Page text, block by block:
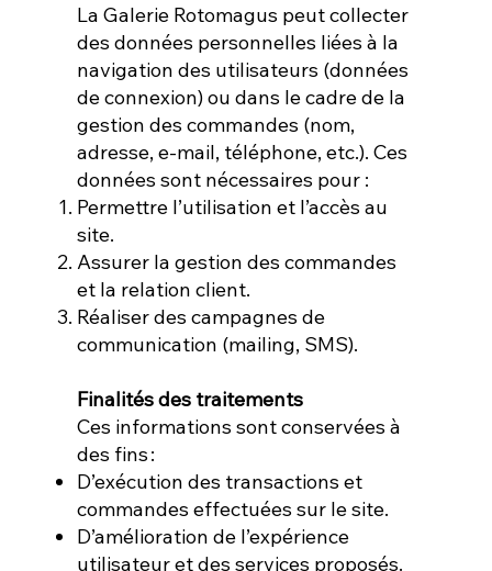
La Galerie Rotomagus peut collecter
des données personnelles liées à la
navigation des utilisateurs (données
de connexion) ou dans le cadre de la
gestion des commandes (nom,
adresse, e-mail, téléphone, etc.). Ces
données sont nécessaires pour :
Permettre l’utilisation et l’accès au
site.
Assurer la gestion des commandes
et la relation client.
Réaliser des campagnes de
communication (mailing, SMS).
Finalités des traitements
Ces informations sont conservées à
des fins :
D’exécution des transactions et
commandes effectuées sur le site.
D’amélioration de l’expérience
utilisateur et des services proposés.